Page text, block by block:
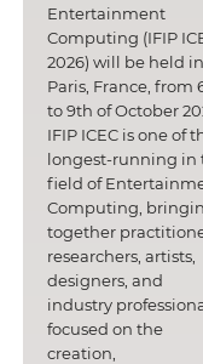
Entertainment
Computing (IFIP
2026) will be held in
Paris, France, from
to 9th of October
IFIP ICEC is one of
longest-running in
field of
Computing,
together
researchers, artists,
designers, and
industry
focused on the
creation,